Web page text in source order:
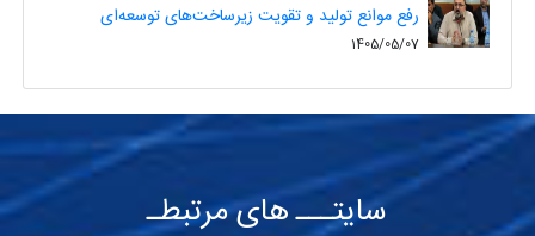
رفع موانع تولید و تقویت زیرساخت‌های توسعه‌ای
1405/05/07
سایتـــ های مرتبطـ